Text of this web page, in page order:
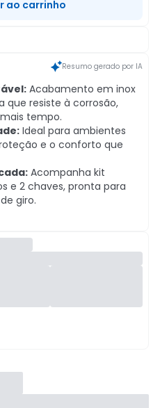
ao carrinho
Resumo gerado por IA
Acabamento em inox
que resiste à corrosão,
tempo.
Ideal para ambientes
e o conforto que
Acompanha kit
e 2 chaves, pronta para
giro.